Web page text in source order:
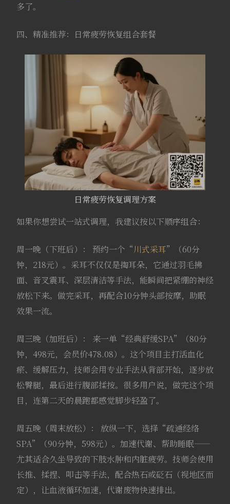
多了。
四、精准推荐：日常疲劳恢复组合套餐
日常疲劳恢复调理方案
如果你想尝试一站式调理，我建议按以下顺序组合：
周一晚（下班后）： 预约一个“川式采耳”（60分
钟，218元）。采耳不仅仅是掏耳朵，它通过羽毛拂
面、音叉震耳、深层清洁等手法，能瞬间把紧绷的神经
放松下来。做完采耳，再配合10分钟头部按摩，助眠
效果一流。
周三晚（加班后）： 来一单“经典舒缓SPA”（80分
钟，498元，会员价478.08）。这个项目主打活血化
瘀、缓解压力，技师会用专业手法从背部开始，逐步放
松臀腿，最后进行腹部揉按。很多用户说，做完这个项
目，连第二天的晨跑都感觉脚步轻盈了。
周五晚（周末放松）： 放纵一下，选择“疏通经络
SPA”（90分钟，598元）。加速代谢、帮助睡眠——
尤其适合久坐导致的下肢水肿和内脏疲劳。技师会使用
长推、揉捏、叩击等手法，配合热石或砭石（视地区而
定），让血液循环加速，代谢废物快速排出。